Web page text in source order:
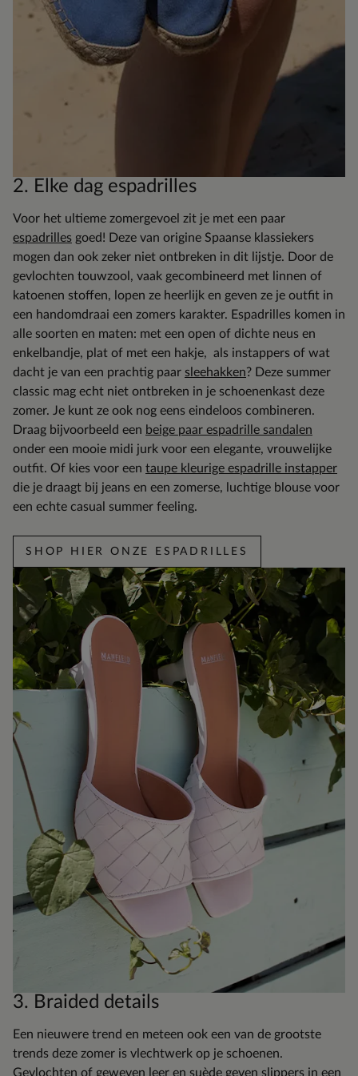
2. Elke dag espadrilles
Voor het ultieme zomergevoel zit je met een paar
espadrilles goed! Deze van origine Spaanse klassiekers
mogen dan ook zeker niet ontbreken in dit lijstje. Door de
gevlochten touwzool, vaak gecombineerd met linnen of
katoenen stoffen, lopen ze heerlijk en geven ze je outfit in
een handomdraai een zomers karakter. Espadrilles komen in
alle soorten en maten: met een open of dichte neus en
enkelbandje, plat of met een hakje, als instappers of wat
dacht je van een prachtig paar sleehakken? Deze summer
classic mag echt niet ontbreken in je schoenenkast deze
zomer. Je kunt ze ook nog eens eindeloos combineren.
Draag bijvoorbeeld een beige paar espadrille sandalen
onder een mooie midi jurk voor een elegante, vrouwelijke
outfit. Of kies voor een taupe kleurige espadrille instapper
die je draagt bij jeans en een zomerse, luchtige blouse voor
een echte casual summer feeling.
SHOP HIER ONZE ESPADRILLES
3. Braided details
Een nieuwere trend en meteen ook een van de grootste
trends deze zomer is vlechtwerk op je schoenen.
Gevlochten of geweven leer en suède geven slippers in een